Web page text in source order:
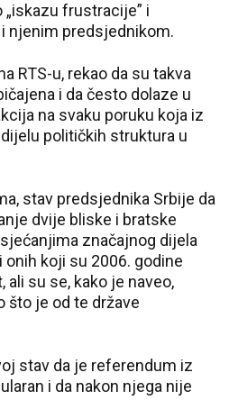
frustracije” i
njenim predsjednikom.
RTS-u, rekao da su takva
i da često dolaze u
na svaku poruku koja iz
političkih struktura u
stav predsjednika Srbije da
dvije bliske i bratske
značajnog dijela
onih koji su 2006. godine
su se, kako je naveo,
što je od te države
stav da je referendum iz
i da nakon njega nije